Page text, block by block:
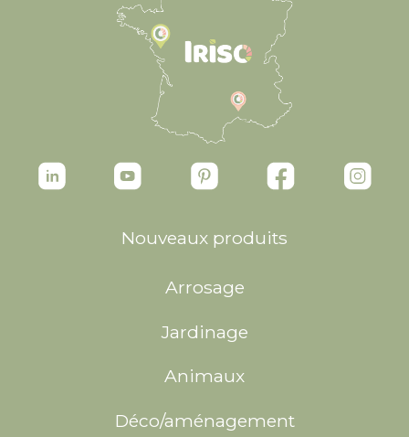
Nouveaux produits
Arrosage
Jardinage
Animaux
Déco/aménagement